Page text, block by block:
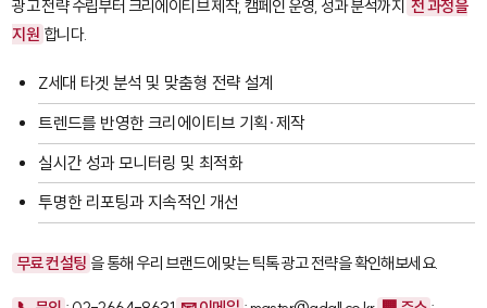
광고 전략 수립부터 크리에이티브 제작, 캠페인 운영, 성과 분석까지 전 과정을
지원 합니다.
Z세대 타겟 분석 및 맞춤형 전략 설계
트렌드를 반영한 크리에이티브 기획·제작
실시간 성과 모니터링 및 최적화
투명한 리포팅과 지속적인 개선
무료 컨설팅 을 통해 우리 브랜드에 맞는 틱톡 광고 전략을 확인해보세요.